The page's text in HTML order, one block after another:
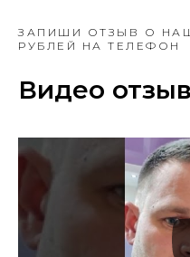
ЗАПИШИ ОТЗЫВ О
РУБЛЕЙ НА ТЕЛЕФОН
Видео